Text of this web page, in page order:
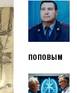
ПОПОВЫМ